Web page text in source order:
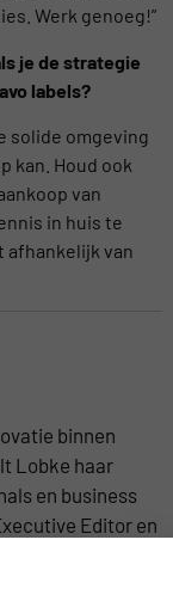
Werk genoeg!”
je de strategie
labels?
solide omgeving
kan. Houd ook
van
in huis te
afhankelijk van
binnen
Lobke haar
en business
Editor en
zij een